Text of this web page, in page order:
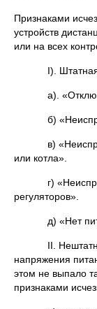
Признаками
устройств
или на всех
І). Штатная
а). «Отключен
б)
в)
или котла».
г)
регуляторов».
д) «Нет
ІІ. Нештатная
напряжения
этом не выпало
признаками